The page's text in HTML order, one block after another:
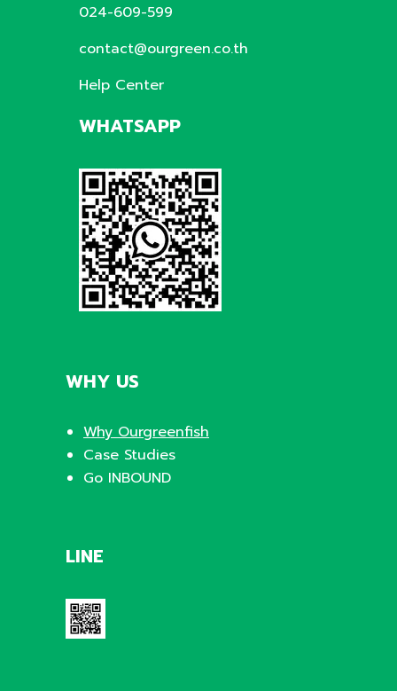
024-609-599
contact@ourgreen.co.th
Help Center
WHATSAPP
WHY US
Why Ourgreenfish
Case Studies
Go INBOUND
LINE